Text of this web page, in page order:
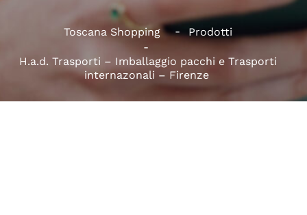
Toscana Shopping Prodotti
H.a.d. Trasporti – Imballaggio pacchi e Trasporti
internazonali – Firenze